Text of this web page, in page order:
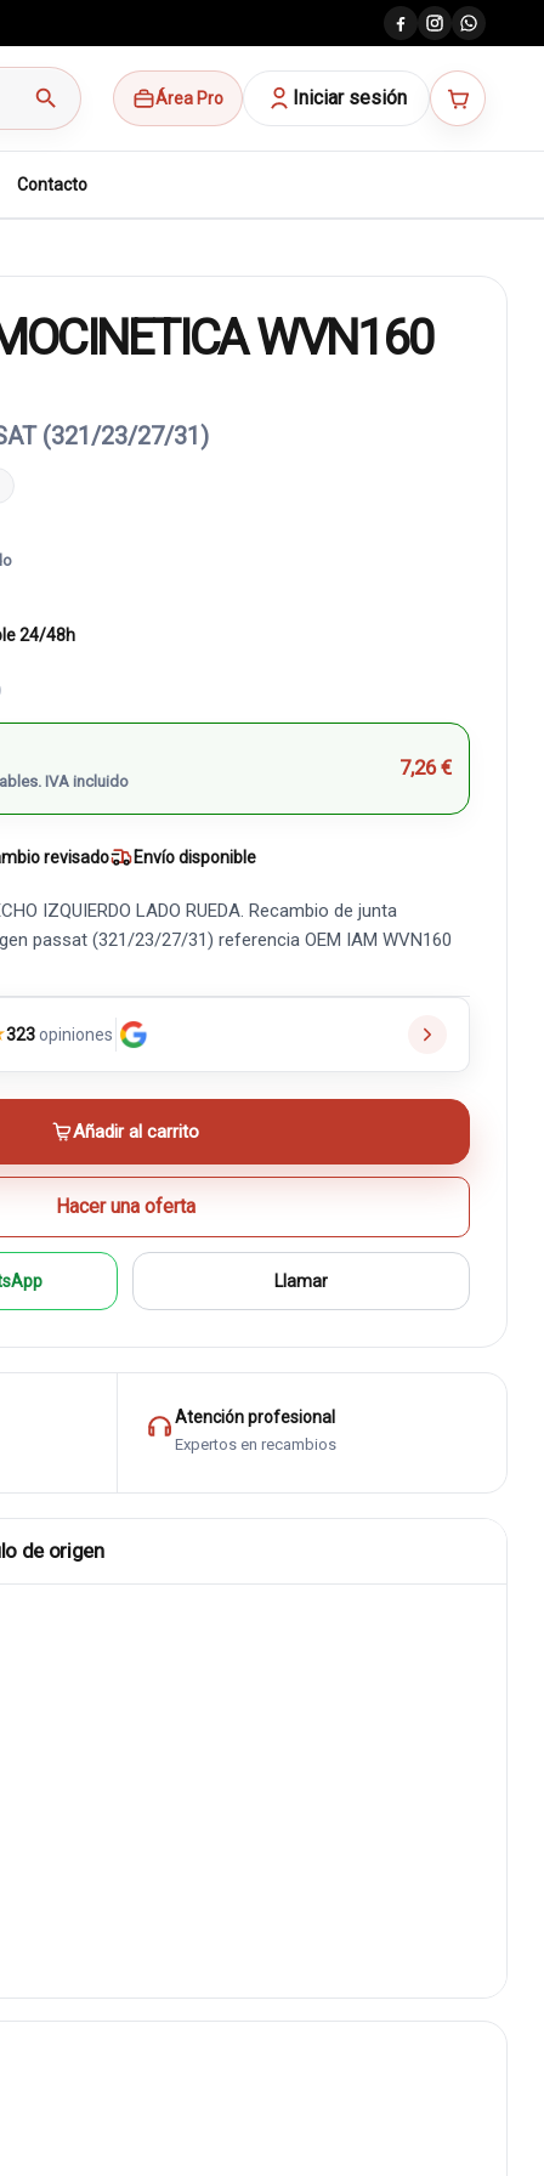
search Área Pro Iniciar sesión
Contacto
WVN160
(321/23/27/31)
24/48h
IVA incluido
7,26 €
revisado Envío disponible
IZQUIERDO LADO RUEDA. Recambio de junta
passat (321/23/27/31) referencia OEM IAM WVN160
323opiniones
Añadir al carrito
Hacer una oferta
Llamar
Atención profesional
Expertos en recambios
de origen